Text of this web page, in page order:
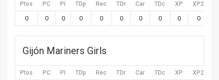
Ptos PC PI TDp Rec TDr Car TDc XP XP2
0 0 0 0 0 0 0 0 0 0
Gijón Mariners Girls
Ptos PC PI TDp Rec TDr Car TDc XP XP2